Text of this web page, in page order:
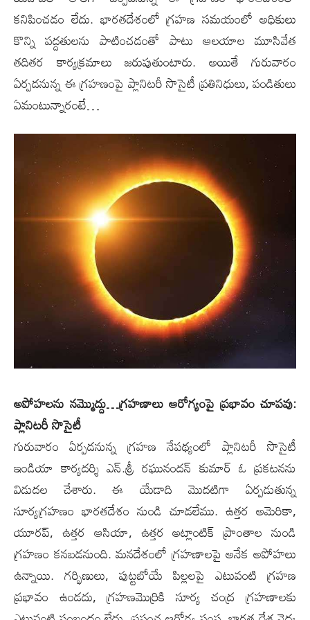
క‌నిపించ‌డం లేదు. భార‌త‌దేశంలో గ్ర‌హ‌ణ స‌మ‌యంలో అధికులు
కొన్ని ప‌ద్ద‌తుల‌ను పాటించ‌డంతో పాటు ఆల‌యాల మూసివేత
త‌దితర కార్య‌క్ర‌మాలు జ‌రుపుతుంటారు. అయితే గురువారం
ఏర్ప‌డ‌నున్న ఈ గ్ర‌హ‌ణంపై ప్లానిట‌రీ సొసైటీ ప్ర‌తినిధులు, పండితులు
ఏమంటున్నారంటే…
అపోహ‌ల‌ను న‌మ్మొద్దు…గ్ర‌హ‌ణాలు ఆరోగ్యంపై ప్ర‌భావం చూప‌వు:
ప్లానిట‌రీ సొసైటీ
గురువారం ఏర్ప‌డ‌నున్న గ్ర‌హ‌ణ నేప‌థ్యంలో ప్లానిట‌రీ సొసైటీ
ఇండియా కార్య‌ద‌ర్శి ఎన్‌.శ్రీ ర‌ఘునంద‌న్ కుమార్‌ ఓ ప్ర‌క‌ట‌న‌ను
విడుద‌ల చేశారు. ఈ యేడాది మొద‌టిగా ఏర్ప‌డుతున్న
సూర్య‌గ్ర‌హ‌ణం భార‌త‌దేశం నుండి చూడ‌లేము. ఉత్త‌ర అమెరికా,
యూర‌ప్‌, ఉత్త‌ర ఆసియా, ఉత్త‌ర అట్లాంటిక్ ప్రాంతాల నుండి
గ్ర‌హ‌ణం క‌న‌బ‌డ‌నుంది. మ‌న‌దేశంలో గ్ర‌హ‌ణాల‌పై అనేక అపోహ‌లు
ఉన్నాయి. గ‌ర్భిణులు, పుట్ట‌బోయే పిల్ల‌ల‌పై ఎటువంటి గ్ర‌హ‌ణ
ప్ర‌భావం ఉండ‌దు, గ్ర‌హ‌ణ‌మొర్రికి సూర్య చంద్ర గ్ర‌హ‌ణాల‌కు